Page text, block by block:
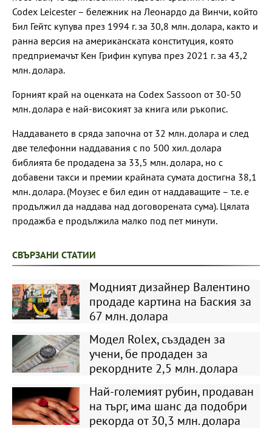
Codex Leicester – бележник на Леонардо да Винчи, който
Бил Гейтс купува през 1994 г. за 30,8 млн. долара, както и
ранна версия на американската конституция, която
предприемачът Кен Грифин купува през 2021 г. за 43,2
млн. долара.
Горният край на оценката на Codex Sassoon от 30-50
млн. долара е най-високият за книга или ръкопис.
Наддаването в сряда започна от 32 млн. долара и след
две телефонни наддавания с по 500 хил. долара
библията бе продадена за 33,5 млн. долара, но с
добавени такси и премии крайната сумата достигна 38,1
млн. долара. (Моузес е бил един от наддаващите – т.е. е
продължил да наддава над договорената сума). Цялата
продажба е продължила малко под пет минути.
СВЪРЗАНИ СТАТИИ
Модният дизайнер Валентино
продаде картина на Баския за
67 млн. долара
Модел Rolex, създаден за
учени, бе продаден за
рекордните 2,5 млн. долара
Най-големият рубин, продаван
на търг, има шанс да подобри
рекорда от 30,3 млн. долара